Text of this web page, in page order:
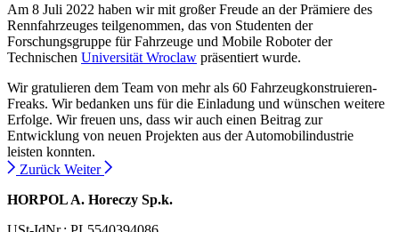
Am 8 Juli 2022 haben wir mit großer Freude an der Prämiere des
Rennfahrzeuges teilgenommen, das von Studenten der
Forschungsgruppe für Fahrzeuge und Mobile Roboter der
Technischen Universität Wroclaw präsentiert wurde.
Wir gratulieren dem Team von mehr als 60 Fahrzeugkonstruieren-
Freaks. Wir bedanken uns für die Einladung und wünschen weitere
Erfolge. Wir freuen uns, dass wir auch einen Beitrag zur
Entwicklung von neuen Projekten aus der Automobilindustrie
leisten konnten.
Zurück Weiter
HORPOL A. Horeczy Sp.k.